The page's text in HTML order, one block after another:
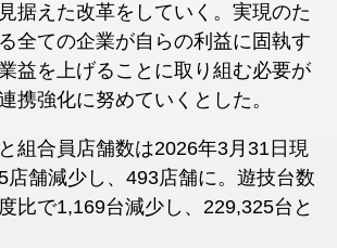
据えた改革をしていく。実現のた
全ての企業が自らの利益に固執す
益を上げることに取り組む必要が
携強化に努めていくとした。
組合員店舗数は2026年3月31日現
店舗減少し、493店舗に。遊技台数
比で1,169台減少し、229,325台と